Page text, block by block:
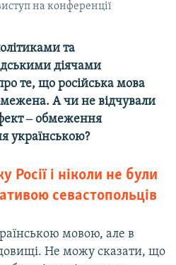
на конференції
та
діячами
те, що російська мова
А чи не відчували
‒ обмеження
українською?
Росії і ніколи не були
севастопольців
мовою, але в
Не можу сказати, що